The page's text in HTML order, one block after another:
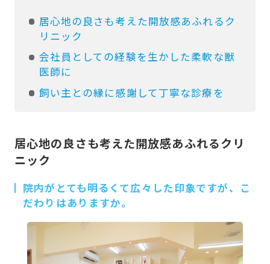
居心地の良さも考えた開放感あふれるク
リニック
会社員としての経験を生かした柔軟な獣
医師に
飼い主との縁に感謝して丁寧な診療を
居心地の良さも考えた開放感あふれるクリ
ニック
院内がとても明るくて広々した印象ですが、こ
だわりはありますか。